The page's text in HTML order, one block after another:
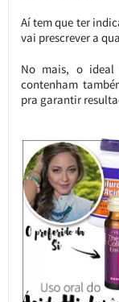
Aí tem que ter
vai prescrever a
No mais, o ideal
contenham
pra garantir